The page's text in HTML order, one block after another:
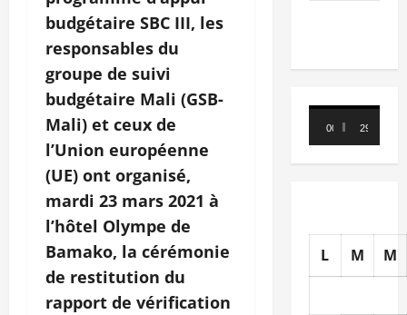
budgétaire SBC III, les
responsables du
groupe de suivi
budgétaire Mali (GSB-
Mali) et ceux de
l’Union européenne
(UE) ont organisé,
mardi 23 mars 2021 à
l’hôtel Olympe de
Bamako, la cérémonie
de restitution du
rapport de vérification
Lecteur
vidéo
00:00 29:21
L M M